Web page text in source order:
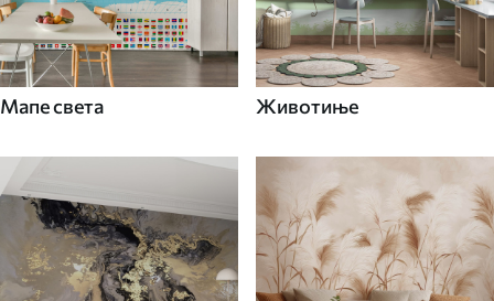
Мапе света Животиње